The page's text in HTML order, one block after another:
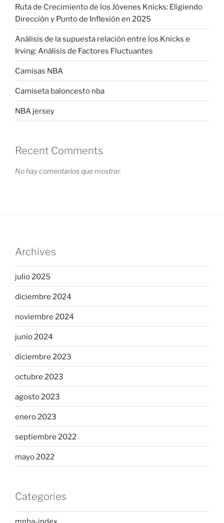
Ruta de Crecimiento de los Jóvenes Knicks: Eligiendo
Dirección y Punto de Inflexión en 2025
Análisis de la supuesta relación entre los Knicks e
Irving: Análisis de Factores Fluctuantes
Camisas NBA
Camiseta baloncesto nba
NBA jersey
Recent Comments
No hay comentarios que mostrar.
Archives
julio 2025
diciembre 2024
noviembre 2024
junio 2024
diciembre 2023
octubre 2023
agosto 2023
enero 2023
septiembre 2022
mayo 2022
Categories